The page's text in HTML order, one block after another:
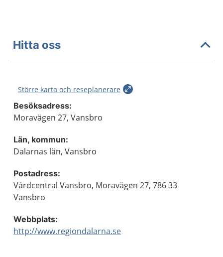
Hitta oss
Större karta och reseplanerare
Besöksadress:
Moravägen 27, Vansbro
Län, kommun:
Dalarnas län, Vansbro
Postadress:
Vårdcentral Vansbro, Moravägen 27, 786 33
Vansbro
Webbplats:
http://www.regiondalarna.se